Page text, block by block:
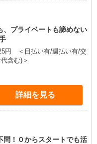
、プライベートも諦めない
円 ＜日払い有/週払い有/交
含む)＞
詳細を見る
！０からスタートでも活